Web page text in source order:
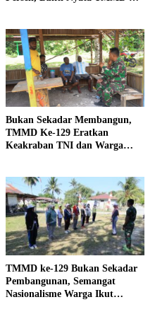
Bukan Sekadar Membangun,
TMMD Ke-129 Eratkan
Keakraban TNI dan Warga
TMMD ke-129 Bukan Sekadar
Pembangunan, Semangat
Nasionalisme Warga Ikut